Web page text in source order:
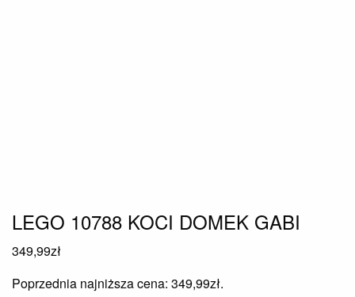
LEGO 10788 KOCI DOMEK GABI
349,99zł
Poprzednia najniższa cena: 349,99zł.